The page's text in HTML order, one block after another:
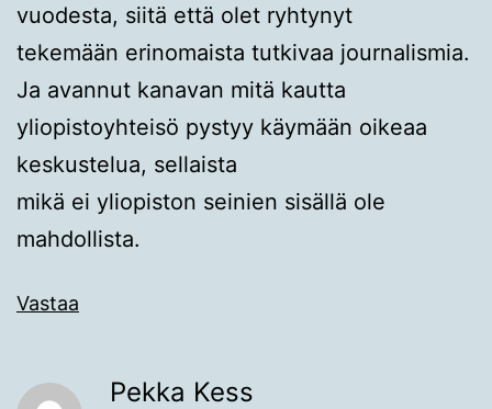
vuodesta, siitä että olet ryhtynyt
tekemään erinomaista tutkivaa journalismia.
Ja avannut kanavan mitä kautta
yliopistoyhteisö pystyy käymään oikeaa
keskustelua, sellaista
mikä ei yliopiston seinien sisällä ole
mahdollista.
Vastaa
Pekka Kess